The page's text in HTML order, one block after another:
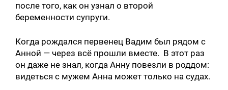
после того, как он узнал о второй
беременности супруги.
Когда рождался первенец Вадим был рядом с
Анной — через всё прошли вместе. В этот раз
он даже не знал, когда Анну повезли в роддом:
видеться с мужем Анна может только на судах.